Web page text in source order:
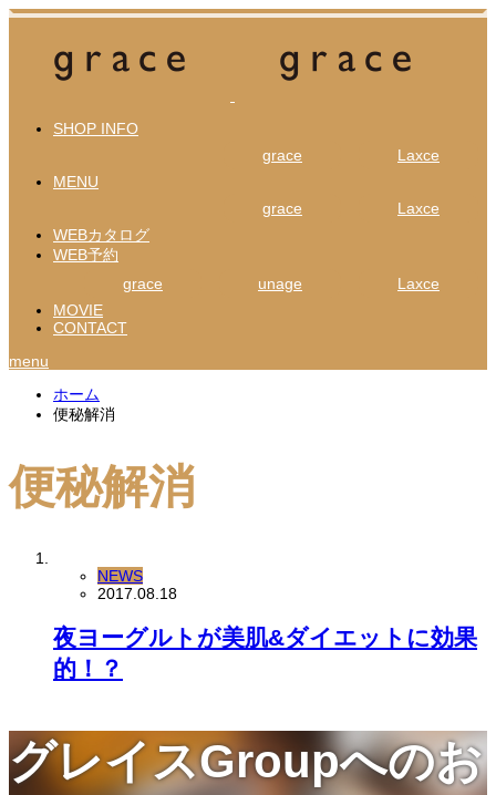
SHOP INFO
grace
Laxce
MENU
grace
Laxce
WEBカタログ
WEB予約
grace
unage
Laxce
MOVIE
CONTACT
menu
ホーム
便秘解消
便秘解消
NEWS
2017.08.18
夜ヨーグルトが美肌&ダイエットに効果
的！？
グレイスGroupへのお